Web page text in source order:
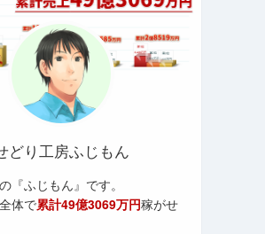
どり工房ふじもん
『ふじもん』です。
体で累計49億3069万円稼がせ